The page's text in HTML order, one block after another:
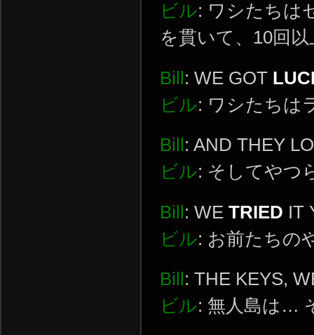
ビル: ワシたちは
を貫いて、10回
Bill : WE GOT
ビル: ワシたちは
Bill : AND THEY
ビル: そしてやつ
Bill : WE TRIED IT
ビル: お前たちの
Bill : THE KEYS,
ビル: 無人島は…